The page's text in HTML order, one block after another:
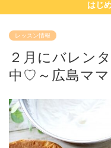
はじ
レッスン情報
２月にバレン
中♡～広島ママ